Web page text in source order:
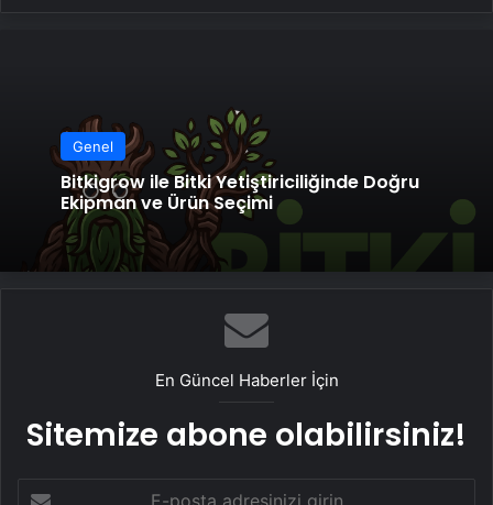
Genel
Bitkigrow ile Bitki Yetiştiriciliğinde Doğru
Ekipman ve Ürün Seçimi
En Güncel Haberler İçin
Sitemize abone olabilirsiniz!